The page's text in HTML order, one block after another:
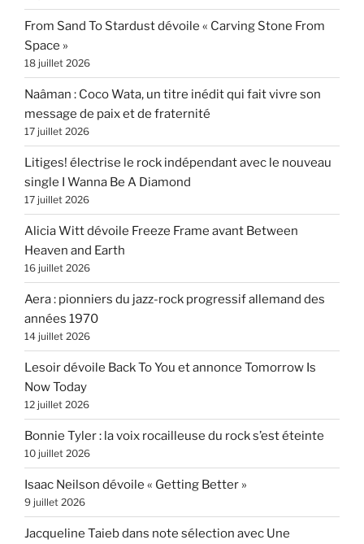
From Sand To Stardust dévoile « Carving Stone From
Space »
18 juillet 2026
Naâman : Coco Wata, un titre inédit qui fait vivre son
message de paix et de fraternité
17 juillet 2026
Litiges! électrise le rock indépendant avec le nouveau
single I Wanna Be A Diamond
17 juillet 2026
Alicia Witt dévoile Freeze Frame avant Between
Heaven and Earth
16 juillet 2026
Aera : pionniers du jazz-rock progressif allemand des
années 1970
14 juillet 2026
Lesoir dévoile Back To You et annonce Tomorrow Is
Now Today
12 juillet 2026
Bonnie Tyler : la voix rocailleuse du rock s’est éteinte
10 juillet 2026
Isaac Neilson dévoile « Getting Better »
9 juillet 2026
Jacqueline Taieb dans note sélection avec Une